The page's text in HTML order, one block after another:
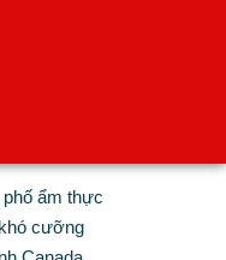
ẩm thực
cưỡng